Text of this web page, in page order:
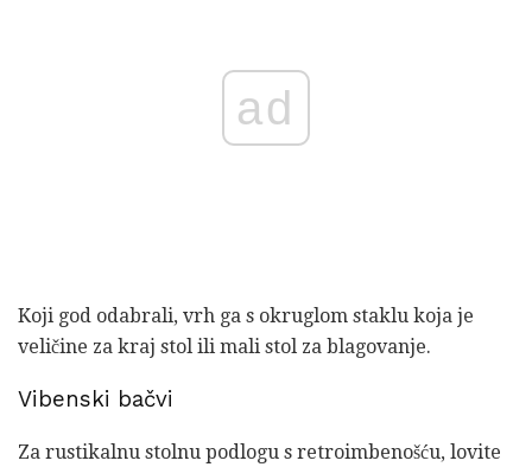
ad
Koji god odabrali, vrh ga s okruglom staklu koja je
veličine za kraj stol ili mali stol za blagovanje.
Vibenski bačvi
Za rustikalnu stolnu podlogu s retroimbenošću, lovite